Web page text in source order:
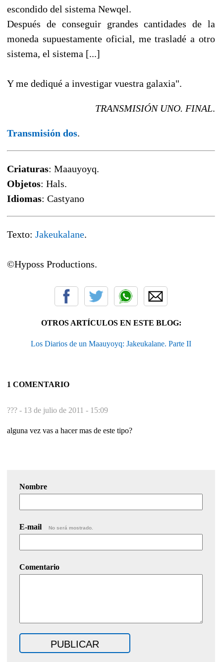
escondido del sistema Newqel.
Después de conseguir grandes cantidades de la
moneda supuestamente oficial, me trasladé a otro
sistema, el sistema [...]
Y me dediqué a investigar vuestra galaxia".
TRANSMISIÓN UNO. FINAL.
Transmisión dos.
Criaturas: Maauyoyq.
Objetos: Hals.
Idiomas: Castyano
Texto: Jakeukalane.
©Hyposs Productions.
OTROS ARTÍCULOS EN ESTE BLOG:
Los Diarios de un Maauyoyq: Jakeukalane. Parte II
1 COMENTARIO
??? - 13 de julio de 2011 - 15:09
alguna vez vas a hacer mas de este tipo?
Nombre
E-mail No será mostrado.
Comentario